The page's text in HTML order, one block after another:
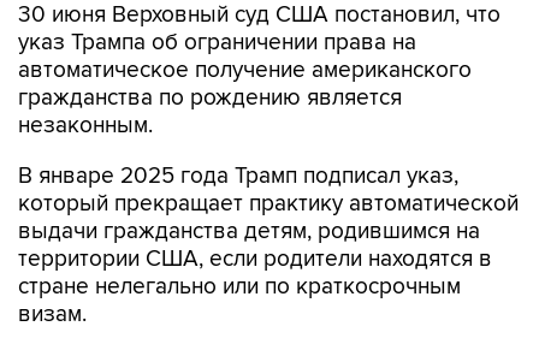
30 июня Верховный суд США постановил, что
указ Трампа об ограничении права на
автоматическое получение американского
гражданства по рождению является
незаконным.
В январе 2025 года Трамп подписал указ,
который прекращает практику автоматической
выдачи гражданства детям, родившимся на
территории США, если родители находятся в
стране нелегально или по краткосрочным
визам.